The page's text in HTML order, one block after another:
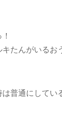
たんがいるお
普通にしてい